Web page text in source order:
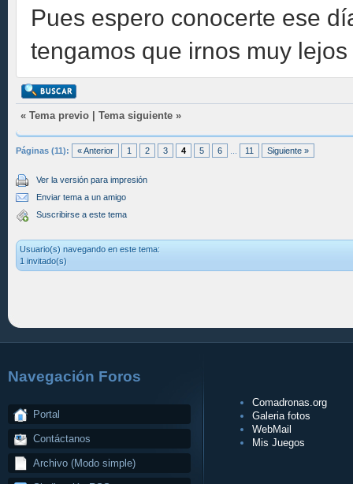
Pues espero conocerte ese
tengamos que irnos muy
« Tema previo Tema siguiente »
Páginas (11): « Anterior 1 2 3 4 5 6 11 Siguiente »
Ver la versión para impresión
Enviar tema a un amigo
Suscribirse a este tema
Usuario(s) navegando en este tema:
1 invitado(s)
Navegación Foros
Portal
Contáctanos
Archivo (Modo simple)
Comadronas.org
Galeria fotos
WebMail
Mis Juegos